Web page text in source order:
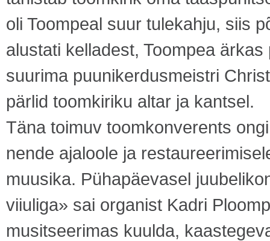
oli Toompeal suur tulekahju, siis
alustati kelladest, Toompea
suurima puunikerdusmeistri
pärlid toomkiriku altar ja kantsel.
Täna toimuv toomkonverents
nende ajaloole ja
muusika. Pühapäevasel
viiuliga» sai organist Kadri
musitseerimas kuulda,